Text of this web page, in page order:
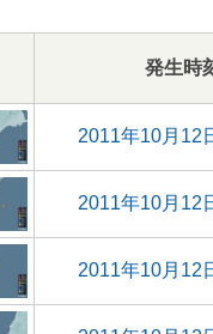
発生時
2011年10月12
2011年10月12
2011年10月12